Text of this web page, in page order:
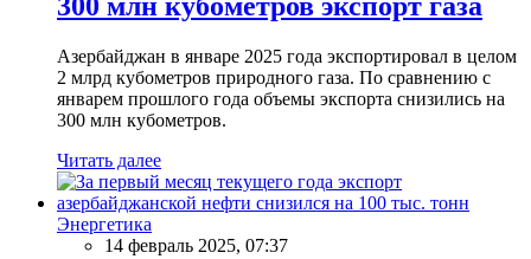
Азербайджан в январе 2025 года экспортировал в целом
2 млрд кубометров природного газа. По сравнению с
январем прошлого года объемы экспорта снизились на
300 млн кубометров.
Читать далее
Энергетика
14 февраль 2025, 07:37